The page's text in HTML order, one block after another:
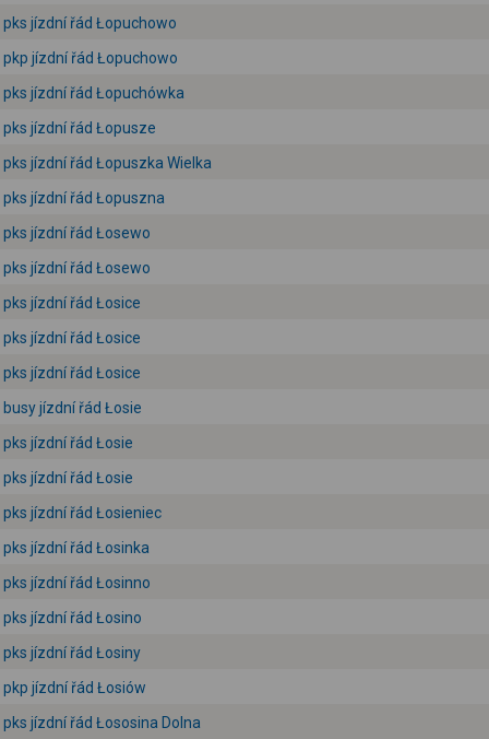
pks jízdní řád Łopuchowo
pkp jízdní řád Łopuchowo
pks jízdní řád Łopuchówka
pks jízdní řád Łopusze
pks jízdní řád Łopuszka Wielka
pks jízdní řád Łopuszna
pks jízdní řád Łosewo
pks jízdní řád Łosewo
pks jízdní řád Łosice
pks jízdní řád Łosice
pks jízdní řád Łosice
busy jízdní řád Łosie
pks jízdní řád Łosie
pks jízdní řád Łosie
pks jízdní řád Łosieniec
pks jízdní řád Łosinka
pks jízdní řád Łosinno
pks jízdní řád Łosino
pks jízdní řád Łosiny
pkp jízdní řád Łosiów
pks jízdní řád Łososina Dolna